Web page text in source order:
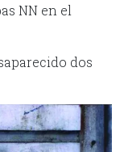
NN en el
dos